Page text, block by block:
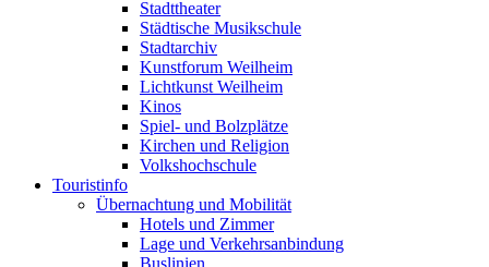
Stadttheater
Städtische Musikschule
Stadtarchiv
Kunstforum Weilheim
Lichtkunst Weilheim
Kinos
Spiel- und Bolzplätze
Kirchen und Religion
Volkshochschule
Touristinfo
Übernachtung und Mobilität
Hotels und Zimmer
Lage und Verkehrsanbindung
Buslinien